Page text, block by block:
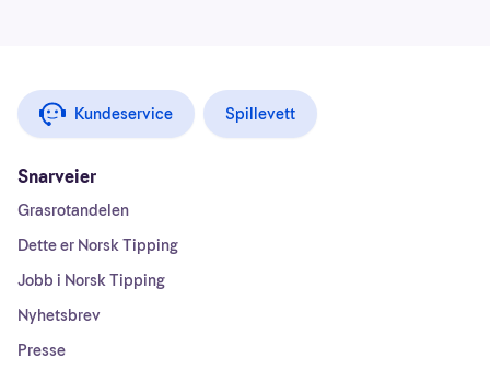
Kundeservice Spillevett
Snarveier
Grasrotandelen
Dette er Norsk Tipping
Jobb i Norsk Tipping
Nyhetsbrev
Presse